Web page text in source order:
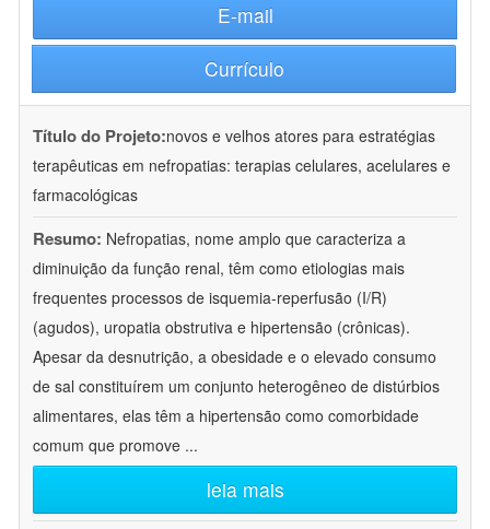
E-mail
Currículo
Título do Projeto:novos e velhos atores para estratégias
terapêuticas em nefropatias: terapias celulares, acelulares e
farmacológicas
Resumo: Nefropatias, nome amplo que caracteriza a
diminuição da função renal, têm como etiologias mais
frequentes processos de isquemia-reperfusão (I/R)
(agudos), uropatia obstrutiva e hipertensão (crônicas).
Apesar da desnutrição, a obesidade e o elevado consumo
de sal constituírem um conjunto heterogêneo de distúrbios
alimentares, elas têm a hipertensão como comorbidade
comum que promove ...
leia mais